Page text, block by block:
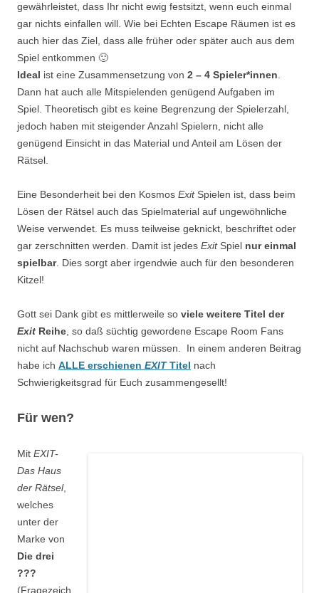
gewährleistet, dass Ihr nicht ewig festsitzt, wenn euch einmal
gar nichts einfallen will. Wie bei Echten Escape Räumen ist es
auch hier das Ziel, dass alle früher oder später auch aus dem
Spiel entkommen 🙂
Ideal ist eine Zusammensetzung von 2 – 4 Spieler*innen.
Dann hat auch alle Mitspielenden genügend Aufgaben im
Spiel. Theoretisch gibt es keine Begrenzung der Spielerzahl,
jedoch haben mit steigender Anzahl Spielern, nicht alle
genügend Einsicht in das Material und Anteil am Lösen der
Rätsel.
Eine Besonderheit bei den Kosmos ExitSpielen ist, dass beim
Lösen der Rätsel auch das Spielmaterial auf ungewöhnliche
Weise verwendet. Es muss teilweise geknickt, beschriftet oder
gar zerschnitten werden. Damit ist jedes ExitSpiel nur einmal
spielbar. Dies sorgt aber irgendwie auch für den besonderen
Kitzel!
Gott sei Dank gibt es mittlerweile so viele weitere Titel der
Exit Reihe, so daß süchtig gewordene Escape Room Fans
nicht auf Nachschub waren müssen. In einem anderen Beitrag
habe ich ALLE erschienen EXITTitel nach
Schwierigkeitsgrad für Euch zusammengesellt!
Für wen?
Mit EXIT-
Das Haus
der Rätsel,
welches
unter der
Marke von
Die drei
???
(Fragezeich